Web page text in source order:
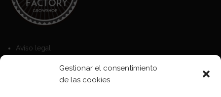
Gestionar el consentimiento
de las cookies
Aviso legal
Política de Cookies
Política de privacidad